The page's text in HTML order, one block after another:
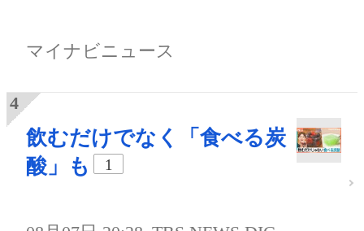
マイナビニュース
飲むだけでなく「食べる炭
酸」も
1